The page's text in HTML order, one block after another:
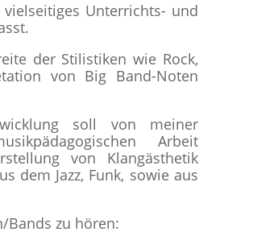
Unterrichts- und
der Stilistiken wie Rock,
von Big Band-Noten
soll von meiner
Arbeit
von Klangästhetik
dem Jazz, Funk, sowie aus
Bands zu hören: